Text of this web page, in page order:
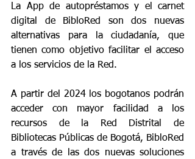
La App de autopréstamos y el carnet
digital de BibloRed son dos nuevas
alternativas para la ciudadanía, que
tienen como objetivo facilitar el acceso
a los servicios de la Red.
A partir del 2024 los bogotanos podrán
acceder con mayor facilidad a los
recursos de la Red Distrital de
Bibliotecas Públicas de Bogotá, BibloRed
a través de las dos nuevas soluciones